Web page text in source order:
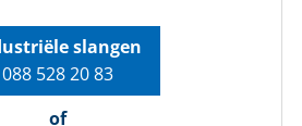
slangen
088 528 20 83
of